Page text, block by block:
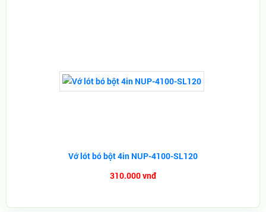
Vớ lót bó bột 4in NUP-4100-SL120
310.000 vnđ